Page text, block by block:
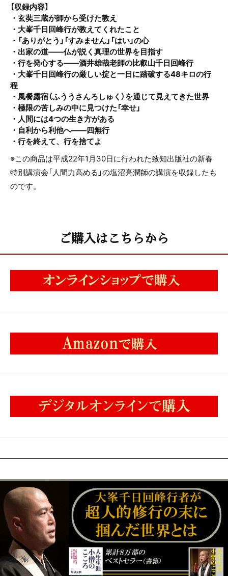
【収録内容】
・玄奘三蔵が師から受けた教え
・大峯千日回峰行が教えてくれたこと
・「ありがとう」「すみません」「はい」の心
・出家の道――仏が説く真理の世界を目指す
・行を発心する――酒井雄哉老師の比叡山千日回峰行
・大峯千日回峰行の厳しい掟と一日に踏破する48キロの行
程
・風餐露宿（ふううさんろしゅく）を通じて見えてきた世界
・極限の苦しみの中に見つけた「幸せ」
・人間には4つの生き方がある
・自利から利他へ――四無行
・行を終えて、行を捨てよ
※この商品は平成22年1月30日に行われた致知出版社の新春
特別講演会「人間力高める」の塩沼亮潤師の講演を収録したも
のです。
ご購入はこちらから